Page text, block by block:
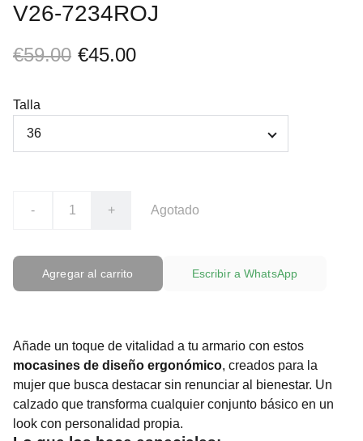
V26-7234ROJ
€59.00 €45.00
Talla
- + Agotado
Agregar al carrito Escribir a WhatsApp
Añade un toque de vitalidad a tu armario con estos
mocasines de diseño ergonómico, creados para la
mujer que busca destacar sin renunciar al bienestar. Un
calzado que transforma cualquier conjunto básico en un
look con personalidad propia.